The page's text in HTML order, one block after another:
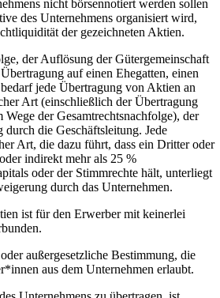
nicht börsennotiert werden sollen
des Unternehmens organisiert wird,
der gezeichneten Aktien.
der Auflösung der Gütergemeinschaft
auf einen Ehegatten, einen
jede Übertragung von Aktien an
Art (einschließlich der Übertragung
der Gesamtrechtsnachfolge), der
die Geschäftsleitung. Jede
Art, die dazu führt, dass ein Dritter oder
indirekt mehr als 25 %
oder der Stimmrechte hält, unterliegt
durch das Unternehmen.
ist für den Erwerber mit keinerlei
außergesetzliche Bestimmung, die
aus dem Unternehmen erlaubt.